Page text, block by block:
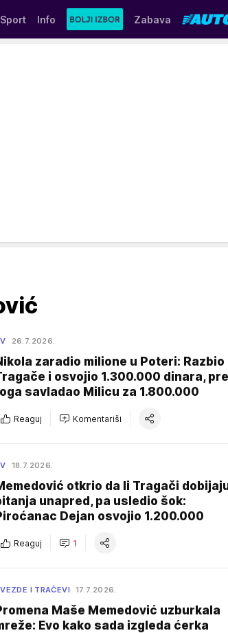
Sport Info Zabava
26.7.2026.
zaradio milione u Poteri: Razbio
i osvojio 1.300.000 dinara, pre
savladao Milicu za 1.800.000
Reaguj Komentariši
18.7.2026.
otkrio da li Tragači
unapred, pa usledio šok:
Dejan osvojio 1.200.000
Reaguj 1
I TRAČEVI 17.7.2026.
Maše Memedović uzburkala
Evo kako sada izgleda ćerka